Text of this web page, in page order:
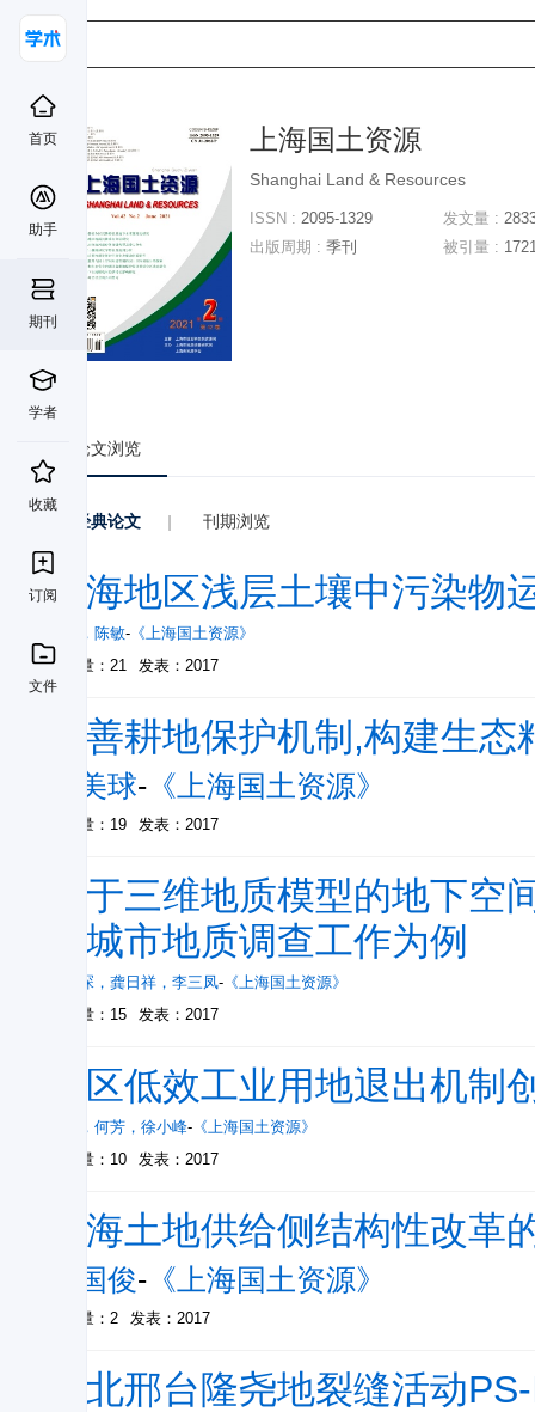
首页
助手
期刊
学者
收藏
订阅
文件
上海国土资源
Shanghai Land & Resources
ISSN : 2095-1329
出版周期 : 季刊
发文量 :
被引量 :
论文浏览
经典论文 | 刊期浏览
上海地区浅层土壤中污染物
， 陈敏- 《上海国土资源》
被引量：21
发表：2017
完善耕地保护机制,构建生
陈美球- 《上海国土资源》
被引量：19 发表：2017
基于三维地质模型的地下
兴城市地质调查工作为例
方寅琛 ， 龚日祥 ， 李三凤- 《上海国土资源》
被引量：15
发表：2017
园区低效工业用地退出机制
， 何芳 ， 徐小峰- 《上海国土资源》
被引量：10
发表：2017
上海土地供给侧结构性改革
胡国俊- 《上海国土资源》
被引量：2 发表：2017
河北邢台隆尧地裂缝活动